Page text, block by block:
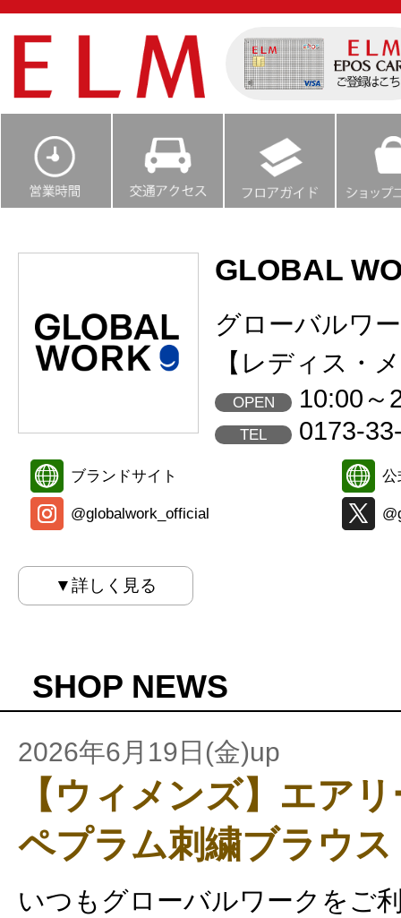
GLOBAL
グローバルワ
【レディス・
OPEN 10:00～
TEL 0173-
ブランドサイト 公
@globalwork_official
▼詳しく見る
SHOP NEWS
2026年6月19日(金)up
【ウィメンズ】エア
ペプラム刺繍ブラウス
いつもグローバルワークをご